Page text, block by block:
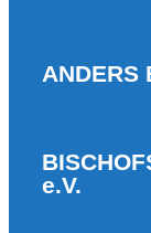
ANDERS
e.V.